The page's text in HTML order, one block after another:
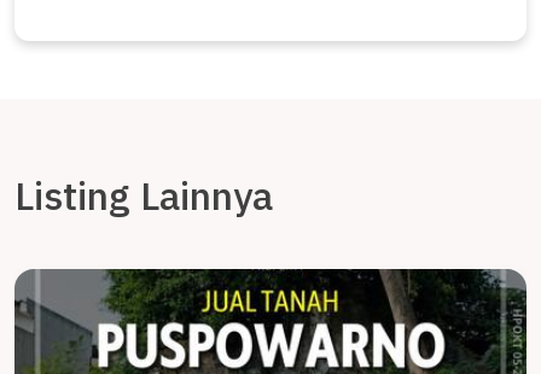
Listing Lainnya